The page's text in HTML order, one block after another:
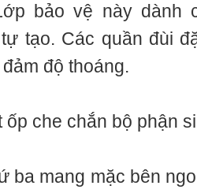
bảo vệ này dành
tạo. Các quần đùi
độ thoáng.
ốp che chắn bộ phận
ba mang mặc bên